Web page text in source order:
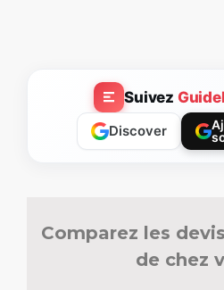
Suivez
Discover
Comparez les
de chez